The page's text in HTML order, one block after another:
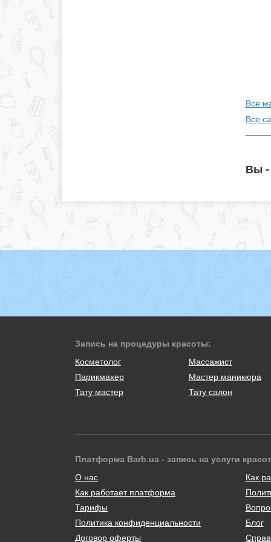
Все
Все
Вы -
Запись на процедуры красоты:
Косметолог
Массажист
Парикмахер
Мастер маникюра
Тату мастер
Тату салон
Платформа Barb.ua - запись на услуги
О нас
Как работает платформа
Тарифы
Политика конфиденциальности
Договор оферты
Как
Блог